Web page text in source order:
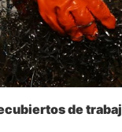
de